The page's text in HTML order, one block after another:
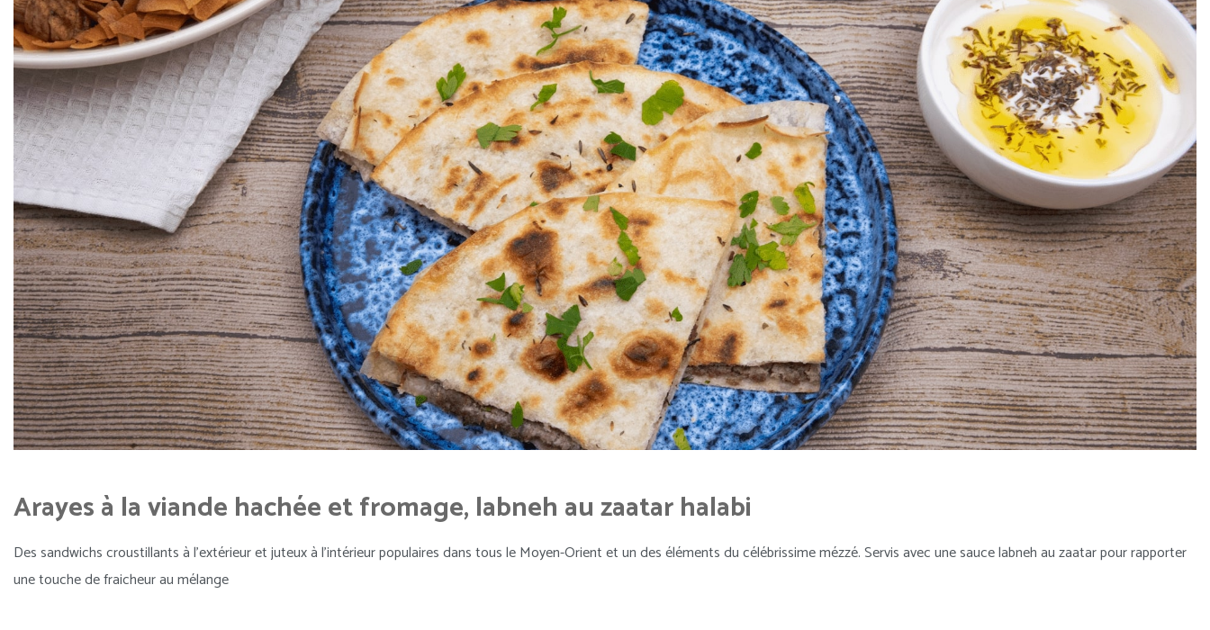
Arayes à la viande hachée et fromage, labneh au zaatar halabi
Des sandwichs croustillants à l’extérieur et juteux à l’intérieur populaires dans tous le Moyen-Orient et un des éléments du célébrissime mézzé. Servis avec une sauce labneh au zaatar pour rapporter
une touche de fraicheur au mélange